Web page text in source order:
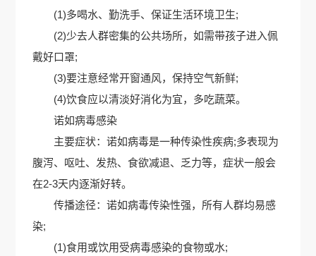
(1)多喝水、勤洗手、保证生活环境卫生;
(2)少去人群密集的公共场所，如需带孩子进入佩
戴好口罩;
(3)要注意经常开窗通风，保持空气新鲜;
(4)饮食应以清淡好消化为宜，多吃蔬菜。
诺如病毒感染
主要症状：诺如病毒是一种传染性疾病;多表现为
腹泻、呕吐、发热、食欲减退、乏力等，症状一般会
在2-3天内逐渐好转。
传播途径：诺如病毒传染性强，所有人群均易感
染;
(1)食用或饮用受病毒感染的食物或水;